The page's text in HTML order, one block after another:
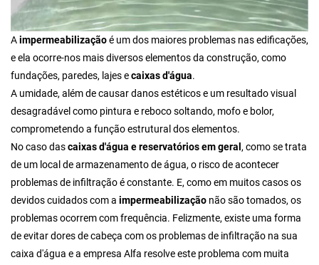
Aimpermeabilizaçãoé um dos maiores problemas nas edificações,
e ela ocorre-nos mais diversos elementos da construção, como
fundações, paredes, lajes ecaixas d'água.
A umidade, além de causar danos estéticos e um resultado visual
desagradável como pintura e reboco soltando, mofo e bolor,
comprometendo a função estrutural dos elementos.
No caso dascaixas d'água e reservatórios em geral , como se trata
de um local de armazenamento de água, o risco de acontecer
problemas de infiltração é constante. E, como em muitos casos os
devidos cuidados com a impermeabilização não são tomados, os
problemas ocorrem com frequência. Felizmente, existe uma forma
de evitar dores de cabeça com os problemas de infiltração na sua
caixa d'água e a empresa Alfa resolve este problema com muita